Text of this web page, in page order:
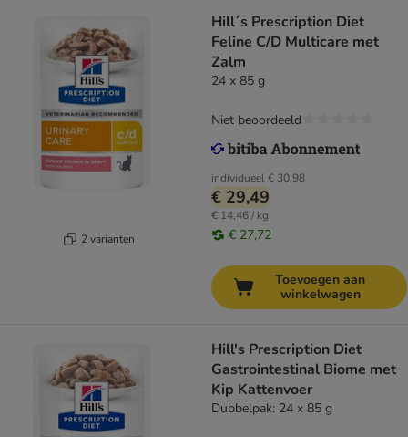
2 varianten
Hill´s Prescription Diet
Feline C/D Multicare met
Zalm
24 x 85 g
individueel€ 30,98
€ 29,49
€ 14,46 / kg
€ 27,72
Niet beoordeeld
Toevoegen aan
winkelwagen
Hill's Prescription Diet
Gastrointestinal Biome met
Kip Kattenvoer
Dubbelpak: 24 x 85 g